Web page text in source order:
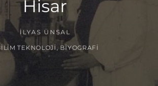
Hisar
İLYAS ÜNSAL
TEKNOLOJI BIYOGRAFI